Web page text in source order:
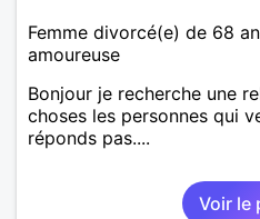
Femme divorcé(e) de 68
amoureuse
Bonjour je recherche une
choses les personnes qui
réponds pas....
Voir le